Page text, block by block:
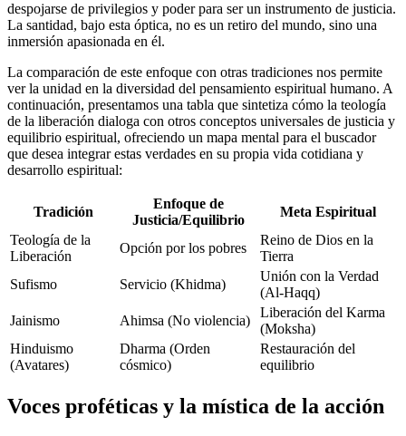
despojarse de privilegios y poder para ser un instrumento de justicia.
La santidad, bajo esta óptica, no es un retiro del mundo, sino una
inmersión apasionada en él.
La comparación de este enfoque con otras tradiciones nos permite
ver la unidad en la diversidad del pensamiento espiritual humano. A
continuación, presentamos una tabla que sintetiza cómo la teología
de la liberación dialoga con otros conceptos universales de justicia y
equilibrio espiritual, ofreciendo un mapa mental para el buscador
que desea integrar estas verdades en su propia vida cotidiana y
desarrollo espiritual:
Tradición
Enfoque de
Justicia/Equilibrio
Meta Espiritual
Teología de la
Liberación
Opción por los pobres
Reino de Dios en la
Tierra
Sufismo
Servicio (Khidma)
Unión con la Verdad
(Al-Haqq)
Jainismo
Ahimsa (No violencia)
Liberación del Karma
(Moksha)
Hinduismo
(Avatares)
Dharma (Orden
cósmico)
Restauración del
equilibrio
Voces proféticas y la mística de la acción